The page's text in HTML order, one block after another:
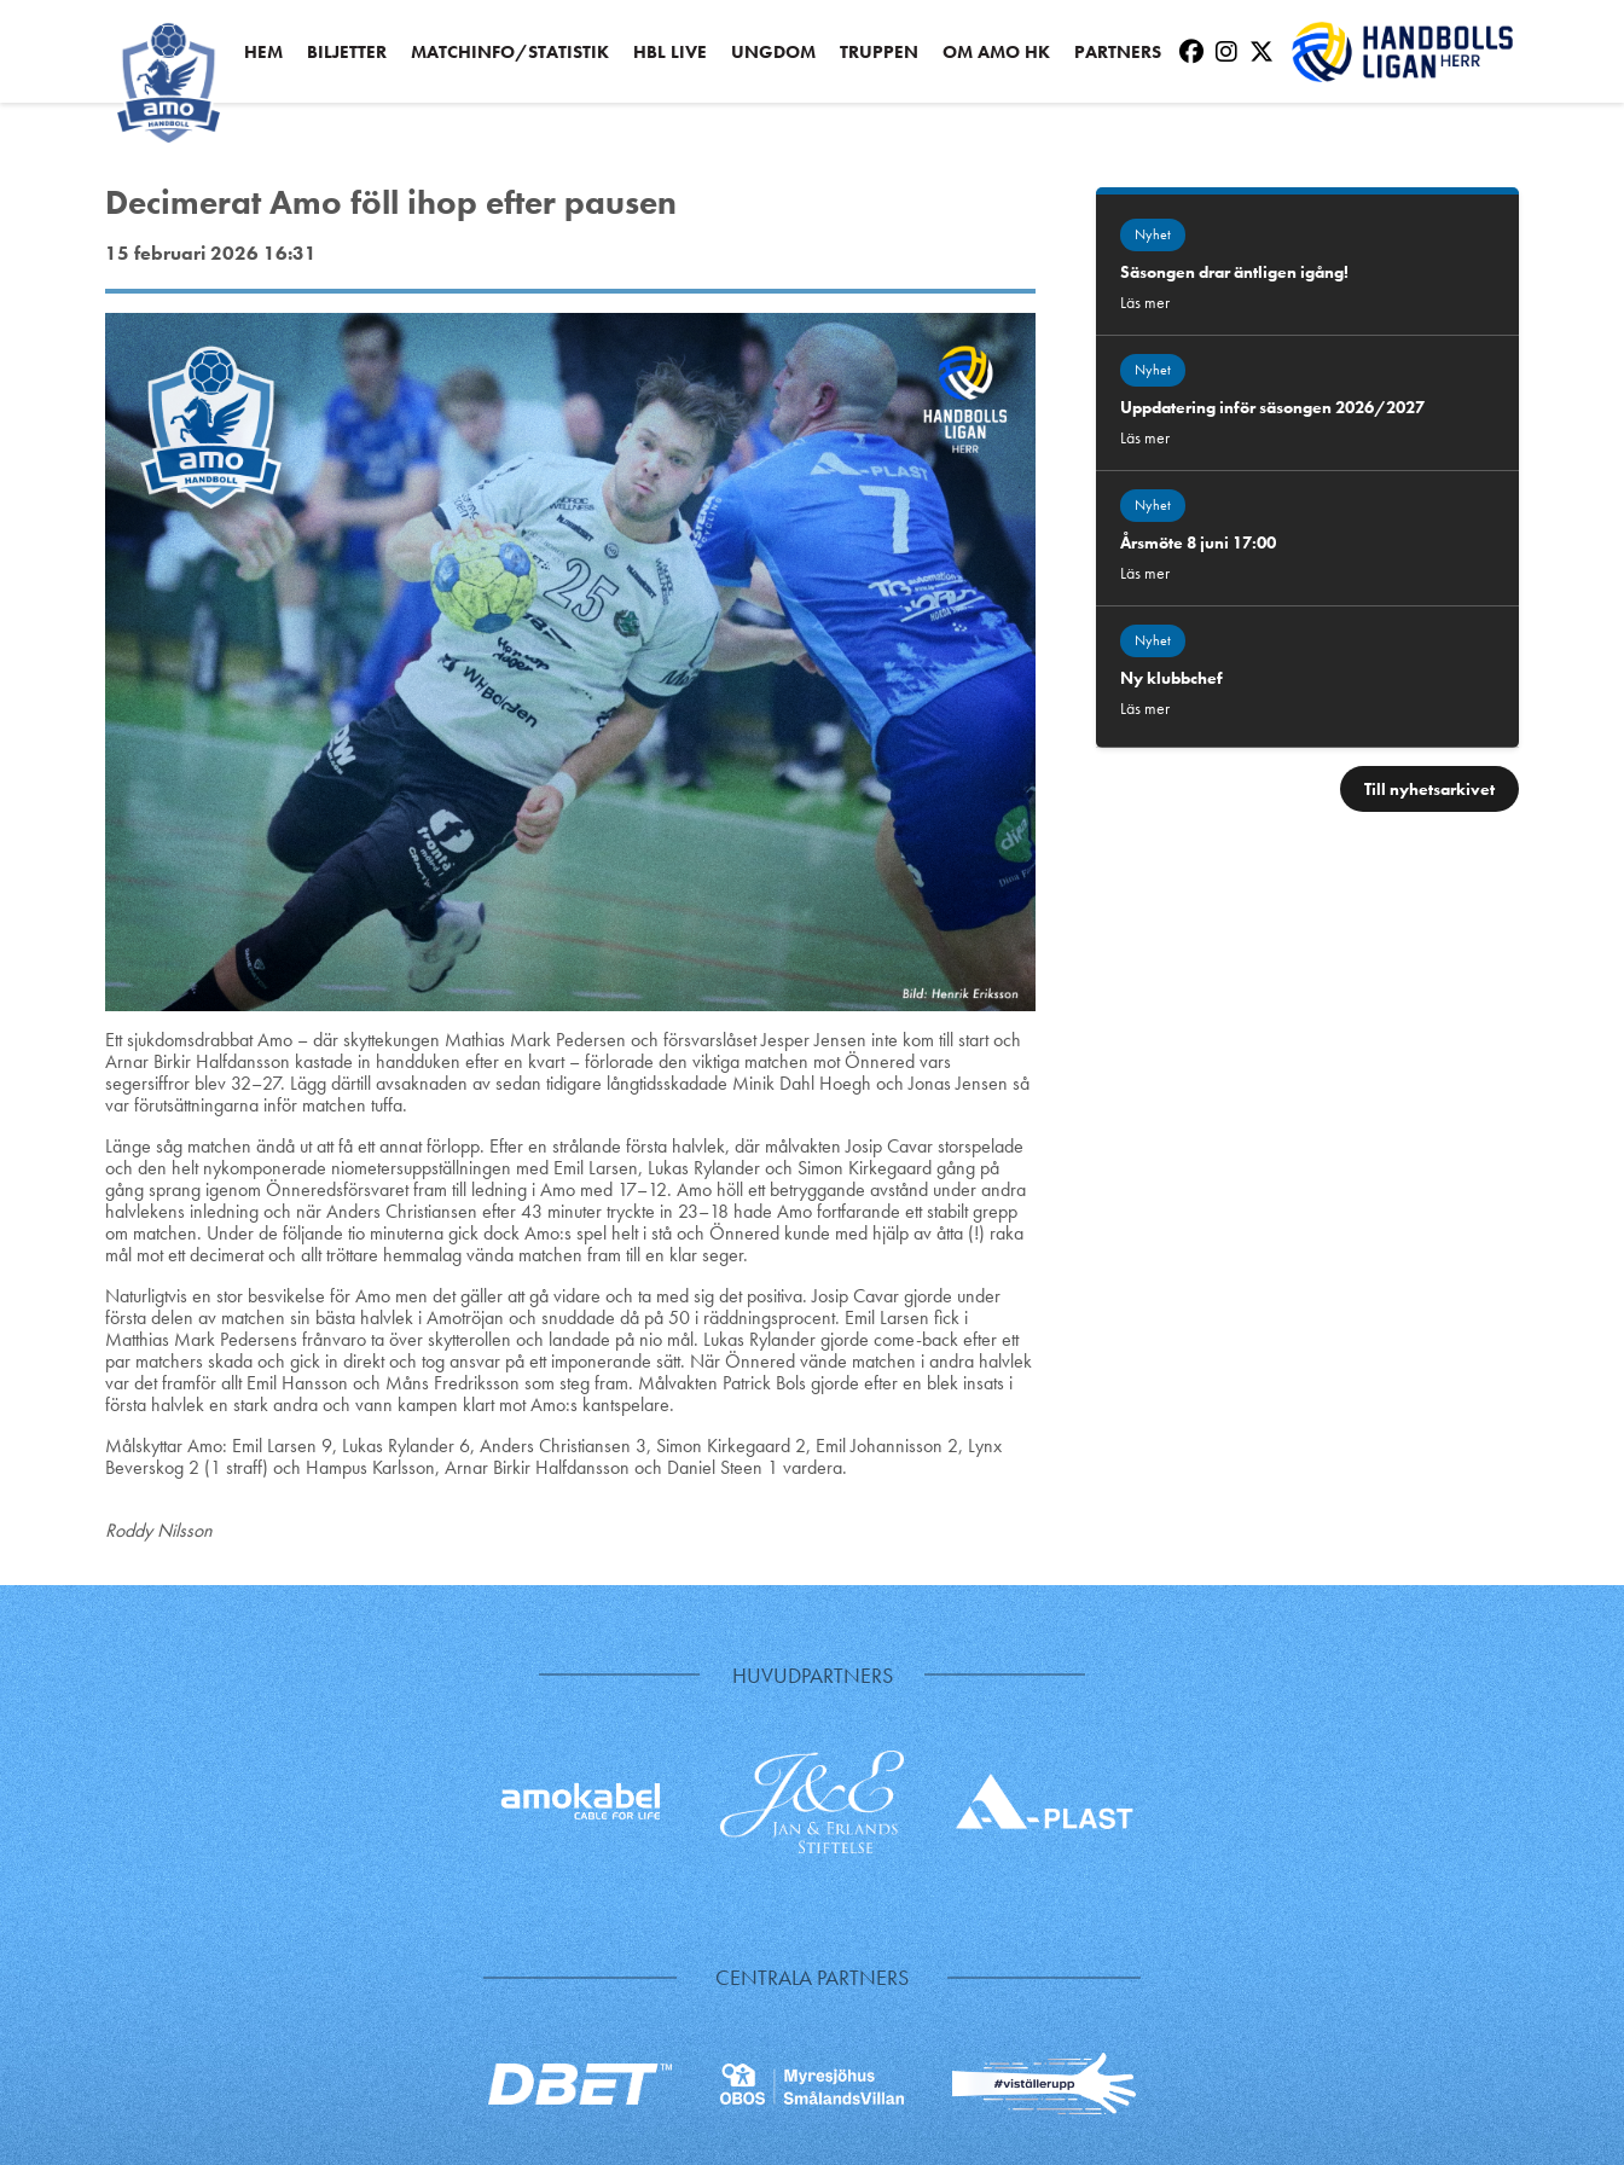
HEM BILJETTER MATCHINFO/STATISTIK HBL LIVE UNGDOM TRUPPEN OM AMO HK PARTNERS
Decimerat Amo föll ihop efter pausen
15 februari 2026 16:31
Ett sjukdomsdrabbat Amo – där skyttekungen Mathias Mark Pedersen och försvarslåset Jesper Jensen inte kom till start och
Arnar Birkir Halfdansson kastade in handduken efter en kvart – förlorade den viktiga matchen mot Önnered vars
segersiffror blev 32–27. Lägg därtill avsaknaden av sedan tidigare långtidsskadade Minik Dahl Hoegh och Jonas Jensen så
var förutsättningarna inför matchen tuffa.
Länge såg matchen ändå ut att få ett annat förlopp. Efter en strålande första halvlek, där målvakten Josip Cavar storspelade
och den helt nykomponerade niometersuppställningen med Emil Larsen, Lukas Rylander och Simon Kirkegaard gång på
gång sprang igenom Önneredsförsvaret fram till ledning i Amo med 17–12. Amo höll ett betryggande avstånd under andra
halvlekens inledning och när Anders Christiansen efter 43 minuter tryckte in 23–18 hade Amo fortfarande ett stabilt grepp
om matchen. Under de följande tio minuterna gick dock Amo:s spel helt i stå och Önnered kunde med hjälp av åtta (!) raka
mål mot ett decimerat och allt tröttare hemmalag vända matchen fram till en klar seger.
Naturligtvis en stor besvikelse för Amo men det gäller att gå vidare och ta med sig det positiva. Josip Cavar gjorde under
första delen av matchen sin bästa halvlek i Amotröjan och snuddade då på 50 i räddningsprocent. Emil Larsen fick i
Matthias Mark Pedersens frånvaro ta över skytterollen och landade på nio mål. Lukas Rylander gjorde come-back efter ett
par matchers skada och gick in direkt och tog ansvar på ett imponerande sätt. När Önnered vände matchen i andra halvlek
var det framför allt Emil Hansson och Måns Fredriksson som steg fram. Målvakten Patrick Bols gjorde efter en blek insats i
första halvlek en stark andra och vann kampen klart mot Amo:s kantspelare.
Målskyttar Amo: Emil Larsen 9, Lukas Rylander 6, Anders Christiansen 3, Simon Kirkegaard 2, Emil Johannisson 2, Lynx
Beverskog 2 (1 straff) och Hampus Karlsson, Arnar Birkir Halfdansson och Daniel Steen 1 vardera.
Roddy Nilsson
Nyhet
Säsongen drar äntligen igång!
Läs mer
Nyhet
Uppdatering inför säsongen 2026/2027
Läs mer
Nyhet
Årsmöte 8 juni 17:00
Läs mer
Nyhet
Ny klubbchef
Läs mer
Till nyhetsarkivet
HUVUDPARTNERS
CENTRALA PARTNERS